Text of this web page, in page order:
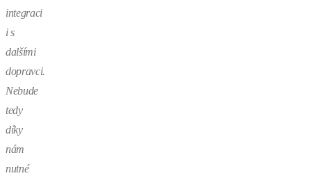
integraci
i s
dalšími
dopravci.
Nebude
tedy
díky
nám
nutné